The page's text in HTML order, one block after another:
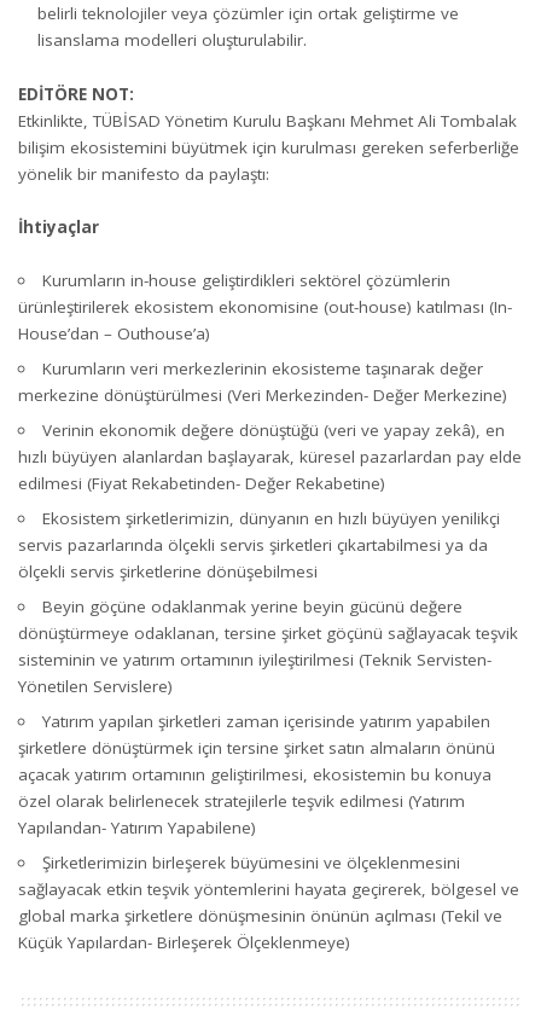
belirli teknolojiler veya çözümler için ortak geliştirme ve
lisanslama modelleri oluşturulabilir.
EDİTÖRE NOT:
Etkinlikte, TÜBİSAD Yönetim Kurulu Başkanı Mehmet Ali Tombalak
bilişim ekosistemini büyütmek için kurulması gereken seferberliğe
yönelik bir manifesto da paylaştı:
İhtiyaçlar
Kurumların in-house geliştirdikleri sektörel çözümlerin
ürünleştirilerek ekosistem ekonomisine (out-house) katılması (In-
House’dan – Outhouse’a)
Kurumların veri merkezlerinin ekosisteme taşınarak değer
merkezine dönüştürülmesi (Veri Merkezinden- Değer Merkezine)
Verinin ekonomik değere dönüştüğü (veri ve yapay zekâ), en
hızlı büyüyen alanlardan başlayarak, küresel pazarlardan pay elde
edilmesi (Fiyat Rekabetinden- Değer Rekabetine)
Ekosistem şirketlerimizin, dünyanın en hızlı büyüyen yenilikçi
servis pazarlarında ölçekli servis şirketleri çıkartabilmesi ya da
ölçekli servis şirketlerine dönüşebilmesi
Beyin göçüne odaklanmak yerine beyin gücünü değere
dönüştürmeye odaklanan, tersine şirket göçünü sağlayacak teşvik
sisteminin ve yatırım ortamının iyileştirilmesi (Teknik Servisten-
Yönetilen Servislere)
Yatırım yapılan şirketleri zaman içerisinde yatırım yapabilen
şirketlere dönüştürmek için tersine şirket satın almaların önünü
açacak yatırım ortamının geliştirilmesi, ekosistemin bu konuya
özel olarak belirlenecek stratejilerle teşvik edilmesi (Yatırım
Yapılandan- Yatırım Yapabilene)
Şirketlerimizin birleşerek büyümesini ve ölçeklenmesini
sağlayacak etkin teşvik yöntemlerini hayata geçirerek, bölgesel ve
global marka şirketlere dönüşmesinin önünün açılması (Tekil ve
Küçük Yapılardan- Birleşerek Ölçeklenmeye)